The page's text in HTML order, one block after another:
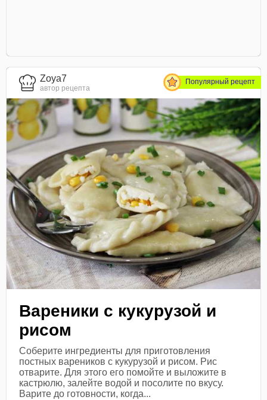
Zoya7
автор рецепта
Популярный рецепт
Вареники с кукурузой и
рисом
Соберите ингредиенты для приготовления
постных вареников с кукурузой и рисом. Рис
отварите. Для этого его помойте и выложите в
кастрюлю, залейте водой и посолите по вкусу.
Варите до готовности, когда...